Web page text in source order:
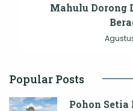
Mahulu Dorong
Popular Posts
Pohon Setia